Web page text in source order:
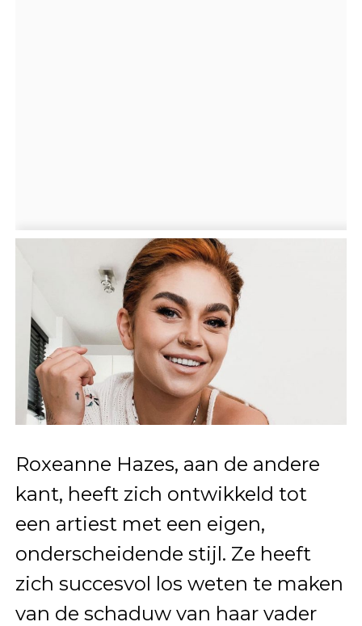
Roxeanne Hazes, aan de andere
kant, heeft zich ontwikkeld tot
een artiest met een eigen,
onderscheidende stijl. Ze heeft
zich succesvol los weten te maken
van de schaduw van haar vader